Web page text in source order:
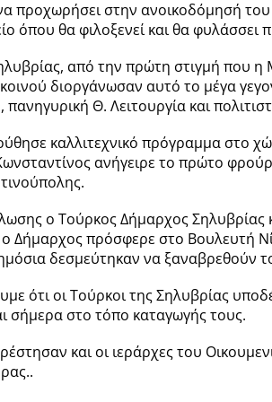
προχωρήσει στην ανοικοδόμησή
όπου θα φιλοξενεί και θα
από την πρώτη στιγμή που η
διοργάνωσαν αυτό το μέγα
Θ. Λειτουργία και
καλλιτεχνικό πρόγραμμα στο
ανήγειρε το πρώτο
ο Τούρκος Δήμαρχος Σηλυβρίας
Δήμαρχος πρόσφερε στο Βουλευτή
δεσμεύτηκαν να ξαναβρεθούν
ότι οι Τούρκοι της Σηλυβρίας
σήμερα στο τόπο καταγωγής τους.
και οι ιεράρχες του